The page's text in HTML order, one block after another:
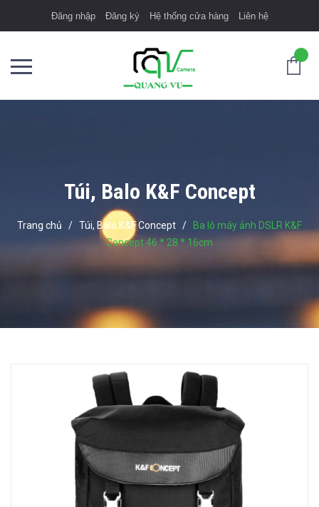
Đăng nhập Đăng ký Hệ thống cửa hàng Liên hệ
Túi, Balo K&F Concept
Trang chủ / Túi, Balo K&F Concept / Ba lô máy ảnh DSLR K&F
Concept 46 * 28 * 16cm